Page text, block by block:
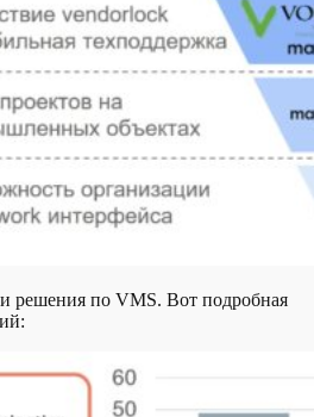
решения по VMS. Вот подробная